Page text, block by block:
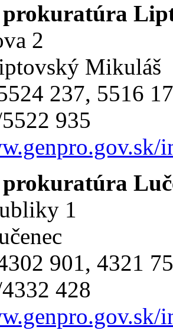
prokuratúra
2
Mikuláš
237, 5516
935
1
901, 4321
428